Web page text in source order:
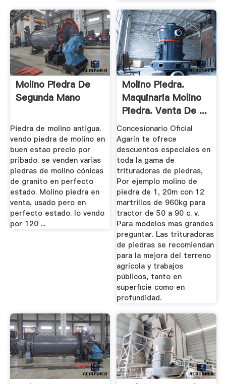
Molino Piedra De
Segunda Mano
Piedra de molino antigua.
vendo piedra de molino en
buen estao precio por
pribado. se venden varias
piedras de molino cónicas
de granito en perfecto
estado. Molino piedra en
venta, usado pero en
perfecto estado. lo vendo
por 120 ...
Molino Piedra.
Maquinaria Molino
Piedra. Venta De ...
Concesionario Oficial
Agarín te ofrece
descuentos especiales en
toda la gama de
trituradoras de piedras,
Por ejemplo molino de
piedra de 1, 20m con 12
martrillos de 960kg para
tractor de 50 a 90 c. v.
Para modelos mas grandes
preguntar. Las trituradoras
de piedras se recomiendan
para la mejora del terreno
agrícola y trabajos
públicos, tanto en
superficie como en
profundidad.